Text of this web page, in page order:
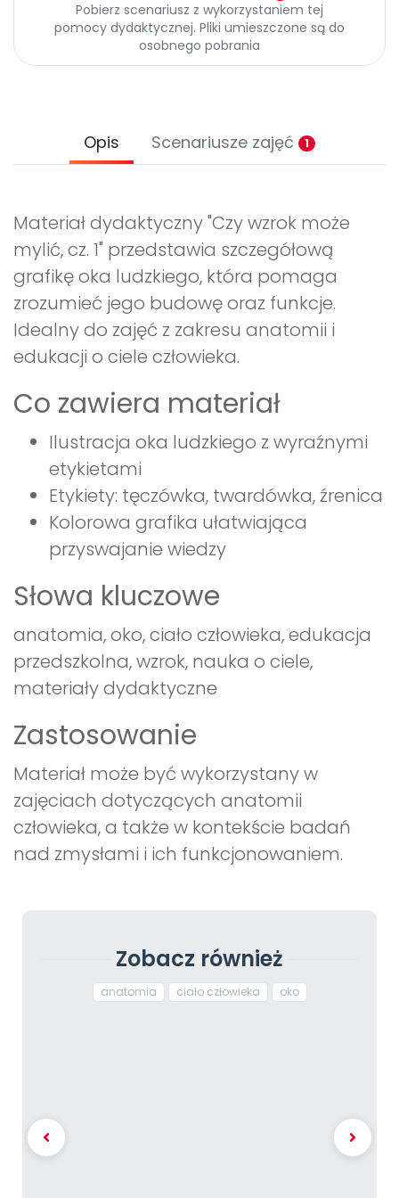
Archiwalne numery
Promocje
Pobierz scenariusz z wykorzystaniem tej
pomocy dydaktycznej. Pliki umieszczone są do
osobnego pobrania
Opis Scenariusze zajęć 1
Materiał dydaktyczny "Czy wzrok może
mylić, cz. 1" przedstawia szczegółową
grafikę oka ludzkiego, która pomaga
zrozumieć jego budowę oraz funkcje.
Idealny do zajęć z zakresu anatomii i
edukacji o ciele człowieka.
Co zawiera materiał
Ilustracja oka ludzkiego z wyraźnymi
etykietami
Etykiety: tęczówka, twardówka, źrenica
Kolorowa grafika ułatwiająca
przyswajanie wiedzy
Słowa kluczowe
anatomia, oko, ciało człowieka, edukacja
przedszkolna, wzrok, nauka o ciele,
materiały dydaktyczne
Zastosowanie
Materiał może być wykorzystany w
zajęciach dotyczących anatomii
człowieka, a także w kontekście badań
nad zmysłami i ich funkcjonowaniem.
Zobacz również
anatomia ciało człowieka oko